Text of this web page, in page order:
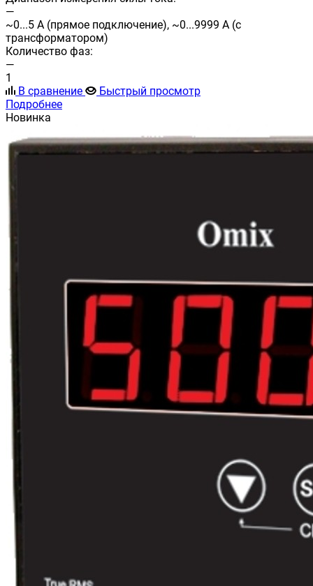
—
~0...5 А (прямое подключение), ~0...9999 А (с
трансформатором)
Количество фаз:
—
1
В сравнение
Быстрый просмотр
Подробнее
Новинка